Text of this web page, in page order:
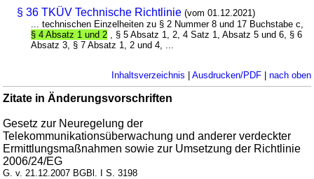
§ 36 TKÜV Technische Richtlinie (vom 01.12.2021)
... technischen Einzelheiten zu § 2 Nummer 8 und 17 Buchstabe c,
§ 4 Absatz 1 und 2 , § 5 Absatz 1, 2, 4 Satz 1, Absatz 5 und 6, § 6
Absatz 3, § 7 Absatz 1, 2 und 4, ...
Inhaltsverzeichnis | Ausdrucken/PDF| nach oben
Zitate in Änderungsvorschriften
Gesetz zur Neuregelung der
Telekommunikationsüberwachung und anderer verdeckter
Ermittlungsmaßnahmen sowie zur Umsetzung der Richtlinie
2006/24/EG
G. v. 21.12.2007 BGBl. I S. 3198